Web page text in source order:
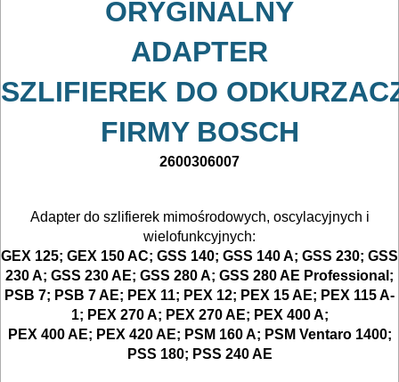
osprzętowe
BETONU
DREWNA
METALU
Do
frezarek
Do
gwoździarek
ORYGINALNY
ADAPTER
SZLIFIEREK DO
FIRMY BOSCH
2600306007
Adapter do szlifierek mimośrodowych, oscylacyjnych i
wielofunkcyjnych:
GEX 125; GEX 150 AC; GSS 140; GSS 140 A; GSS 230; GSS
230 A; GSS 230 AE; GSS 280 A; GSS 280 AE Professional;
PSB 7; PSB 7 AE; PEX 11; PEX 12; PEX 15 AE; PEX 115 A-
1; PEX 270 A; PEX 270 AE; PEX 400 A;
PEX 400 AE; PEX 420 AE; PSM 160 A; PSM Ventaro 1400;
PSS 180; PSS 240 AE